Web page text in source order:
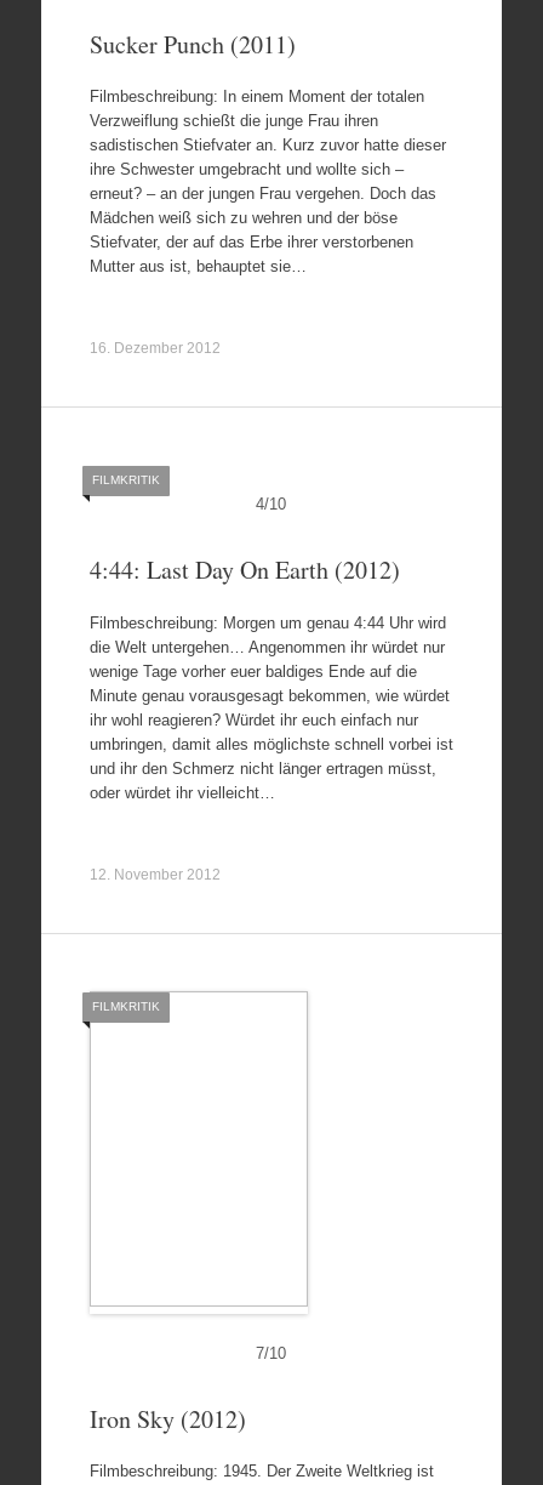
Sucker Punch (2011)
Filmbeschreibung: In einem Moment der totalen
Verzweiflung schießt die junge Frau ihren
sadistischen Stiefvater an. Kurz zuvor hatte dieser
ihre Schwester umgebracht und wollte sich –
erneut? – an der jungen Frau vergehen. Doch das
Mädchen weiß sich zu wehren und der böse
Stiefvater, der auf das Erbe ihrer verstorbenen
Mutter aus ist, behauptet sie…
16. Dezember 2012
4/10
FILMKRITIK
4:44: Last Day On Earth (2012)
Filmbeschreibung: Morgen um genau 4:44 Uhr wird
die Welt untergehen… Angenommen ihr würdet nur
wenige Tage vorher euer baldiges Ende auf die
Minute genau vorausgesagt bekommen, wie würdet
ihr wohl reagieren? Würdet ihr euch einfach nur
umbringen, damit alles möglichste schnell vorbei ist
und ihr den Schmerz nicht länger ertragen müsst,
oder würdet ihr vielleicht…
12. November 2012
7/10
FILMKRITIK
Iron Sky (2012)
Filmbeschreibung: 1945. Der Zweite Weltkrieg ist